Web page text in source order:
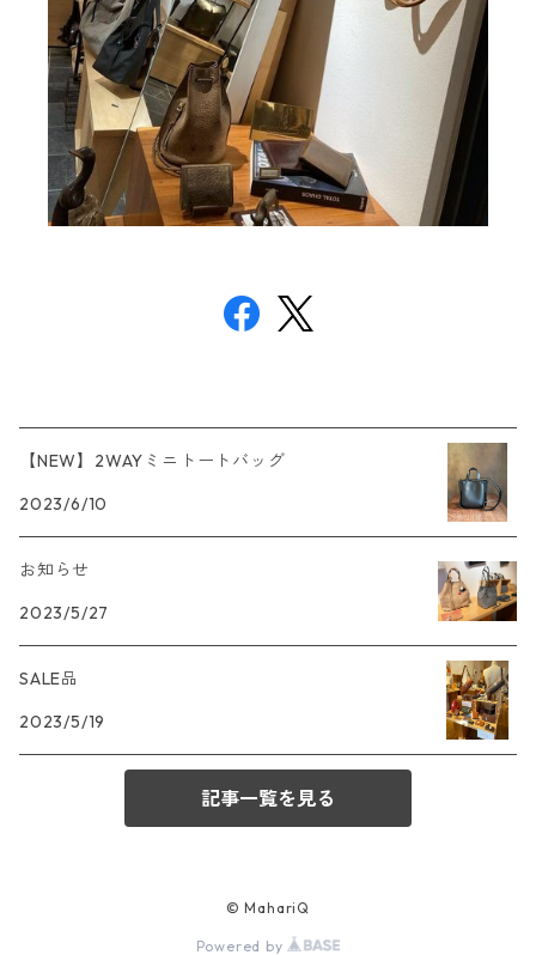
【NEW】2WAYミニトートバッグ
2023/6/10
お知らせ
2023/5/27
SALE品
2023/5/19
記事一覧を見る
© MahariQ
Powered by